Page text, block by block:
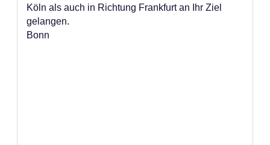
Köln als auch in Richtung Frankfurt an Ihr Ziel
gelangen.
Bonn